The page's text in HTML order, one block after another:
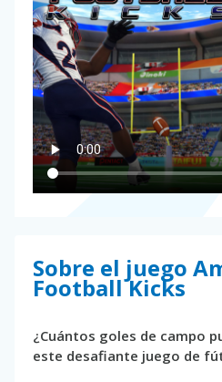
Sobre el juego
Football Kicks
¿Cuántos goles de campo
este desafiante juego de